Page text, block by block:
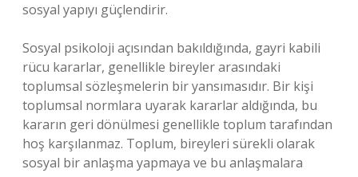
sosyal yapıyı güçlendirir.
Sosyal psikoloji açısından bakıldığında, gayri kabili
rücu kararlar, genellikle bireyler arasındaki
toplumsal sözleşmelerin bir yansımasıdır. Bir kişi
toplumsal normlara uyarak kararlar aldığında, bu
kararın geri dönülmesi genellikle toplum tarafından
hoş karşılanmaz. Toplum, bireyleri sürekli olarak
sosyal bir anlaşma yapmaya ve bu anlaşmalara